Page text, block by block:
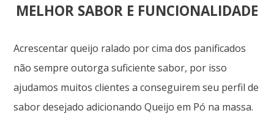
MELHOR SABOR E FUNCIONALIDADE
Acrescentar queijo ralado por cima dos panificados
não sempre outorga suficiente sabor, por isso
ajudamos muitos clientes a conseguirem seu perfil de
sabor desejado adicionando Queijo em Pó na massa.